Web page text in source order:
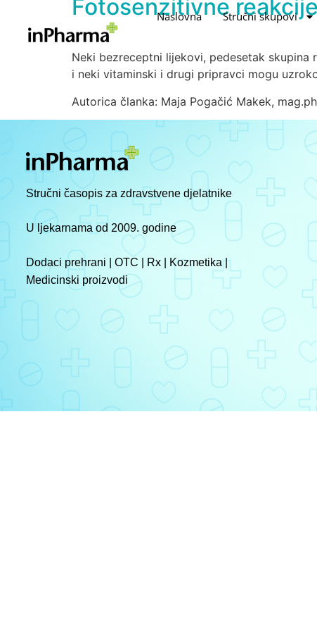
Naslovna Stručni skupovi
Fotosenzitivne
Neki bezreceptni lijekovi, pedesetak
i neki vitaminski i drugi pripravci mogu
Autorica članka: Maja Pogačić Makek,
Stručni časopis za zdravstvene djelatnike
U ljekarnama od 2009. godine
Dodaci prehrani | OTC | Rx | Kozmetika |
Medicinski proizvodi